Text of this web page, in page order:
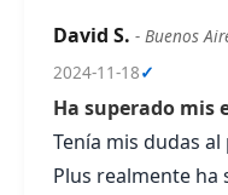
David S. - Buenos
2024-11-18✓
Ha superado mis
Tenía mis dudas
Plus realmente ha